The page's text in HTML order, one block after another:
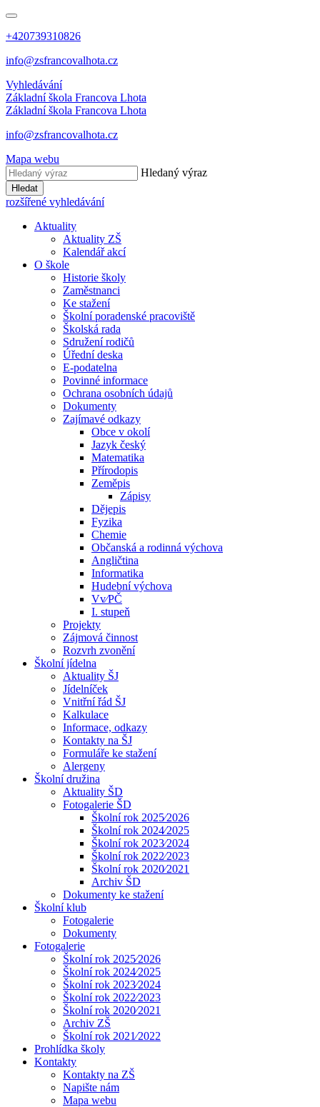
+420739310826
info@zsfrancovalhota.cz
Vyhledávání
Základní škola Francova Lhota
Základní škola Francova Lhota
info@zsfrancovalhota.cz
Mapa webu
Hledaný výraz
Hledat
rozšířené vyhledávání
Aktuality
Aktuality ZŠ
Kalendář akcí
O škole
Historie školy
Zaměstnanci
Ke stažení
Školní poradenské pracoviště
Školská rada
Sdružení rodičů
Úřední deska
E-podatelna
Povinné informace
Ochrana osobních údajů
Dokumenty
Zajímavé odkazy
Obce v okolí
Jazyk český
Matematika
Přírodopis
Zeměpis
Zápisy
Dějepis
Fyzika
Chemie
Občanská a rodinná výchova
Angličtina
Informatika
Hudební výchova
Vv⁄PČ
I. stupeň
Projekty
Zájmová činnost
Rozvrh zvonění
Školní jídelna
Aktuality ŠJ
Jídelníček
Vnitřní řád ŠJ
Kalkulace
Informace, odkazy
Kontakty na ŠJ
Formuláře ke stažení
Alergeny
Školní družina
Aktuality ŠD
Fotogalerie ŠD
Školní rok 2025⁄2026
Školní rok 2024⁄2025
Školní rok 2023⁄2024
Školní rok 2022⁄2023
Školní rok 2020⁄2021
Archiv ŠD
Dokumenty ke stažení
Školní klub
Fotogalerie
Dokumenty
Fotogalerie
Školní rok 2025⁄2026
Školní rok 2024⁄2025
Školní rok 2023⁄2024
Školní rok 2022⁄2023
Školní rok 2020⁄2021
Archiv ZŠ
Školní rok 2021⁄2022
Prohlídka školy
Kontakty
Kontakty na ZŠ
Napište nám
Mapa webu